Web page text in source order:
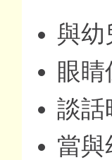
與幼
眼
談話
當與